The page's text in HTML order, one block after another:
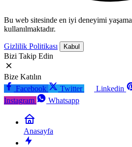
Bu web sitesinde en iyi deneyimi
kullanılmaktadır.
Gizlilik Politikası Kabul
Bizi Takip Edin
Bize Katılın
Facebook
Twitter Linkedin
Instagram
Whatsapp
Anasayfa